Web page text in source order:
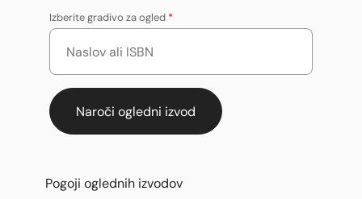
Izberite gradivo za ogled *
Pogoji oglednih izvodov